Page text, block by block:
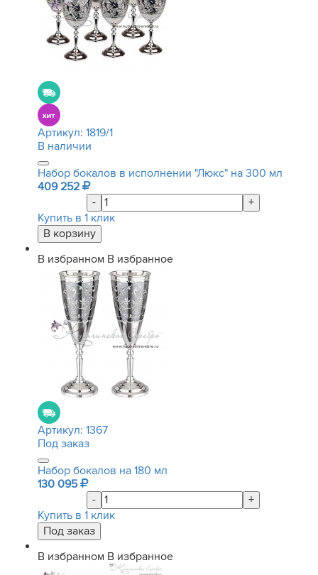
Артикул: 1819/1
В наличии
Набор бокалов в исполнении "Люкс" на 300 мл
409 252
-
+
Купить в 1 клик
В избранном В избранное
Артикул: 1367
Под заказ
Набор бокалов на 180 мл
130 095
-
+
Купить в 1 клик
В избранном В избранное